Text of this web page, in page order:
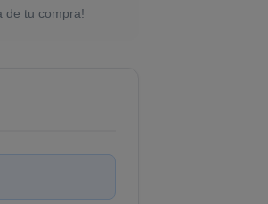
de tu compra!